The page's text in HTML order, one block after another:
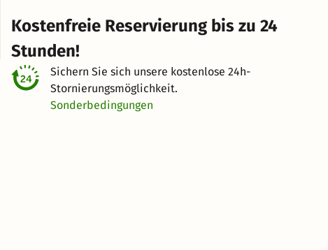
Kostenfreie Reservierung bis zu 24
Stunden!
Sichern Sie sich unsere kostenlose 24h-
Stornierungsmöglichkeit.
Sonderbedingungen